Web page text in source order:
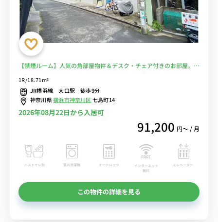
【禁煙ルーム】人気の角部屋物件＆デスク・チェア付きのお部屋。大
クセス可能■選べるWi-Fi格安レンタル中！
1R/18.71m²
JR横浜線 大口駅 徒歩9分
神奈川県横浜市神奈川区七島町14
2026年08月22日から入居可
91,200 円〜 / 月
バストイレ別 室内洗濯機 オートロック
インターネット
無料
エレベーター
この物件の詳細を見る